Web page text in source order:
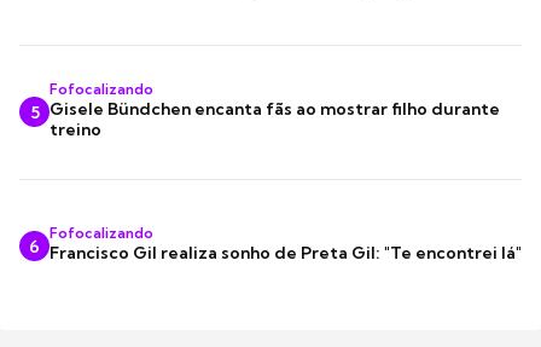
5
Fofocalizando
Gisele Bündchen encanta fãs ao mostrar filho durante
treino
6
Fofocalizando
Francisco Gil realiza sonho de Preta Gil: "Te encontrei lá"